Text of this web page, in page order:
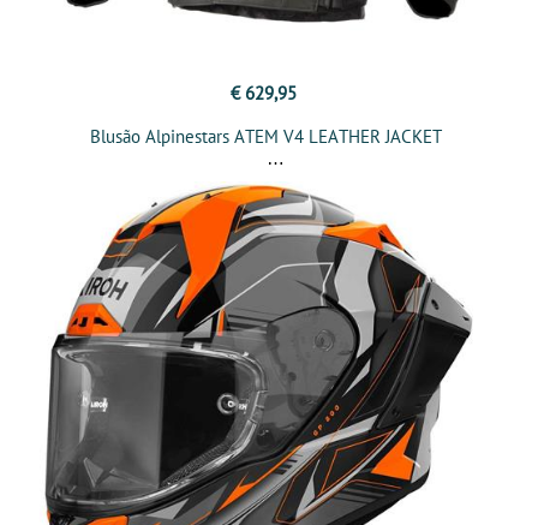
€ 629,95
Blusão Alpinestars ATEM V4 LEATHER JACKET